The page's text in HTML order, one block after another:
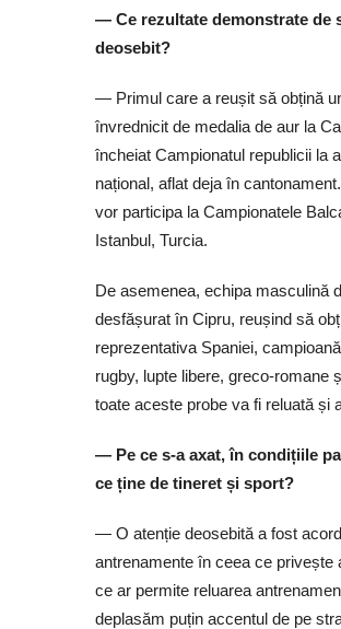
— Ce rezultate demonstrate de
deosebit?
— Primul care a reușit să obțină
învrednicit de medalia de aur la
încheiat Campionatul republicii la
național, aflat deja în
vor participa la Campionatele
Istanbul, Turcia.
De asemenea, echipa masculină
desfășurat în Cipru, reușind să
reprezentativa Spaniei,
rugby, lupte libere, greco-romane
toate aceste probe va fi reluată
— Pe ce s-a axat, în condițiile
ce ține de tineret și sport?
— O atenție deosebită a fost
antrenamente în ceea ce
ce ar permite reluarea
deplasăm puțin accentul de pe